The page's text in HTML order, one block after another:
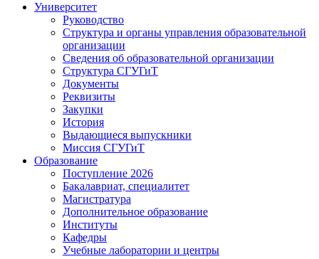
Университет
Руководство
Структура и органы управления образовательной
организации
Сведения об образовательной организации
Структура СГУГиТ
Документы
Реквизиты
Закупки
История
Выдающиеся выпускники
Миссия СГУГиТ
Образование
Поступление 2026
Бакалавриат, специалитет
Магистратура
Дополнительное образование
Институты
Кафедры
Учебные лаборатории и центры